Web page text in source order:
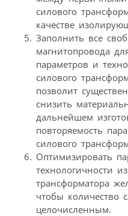
силового
качестве
Заполнить все
магнитопровода
параметров и
силового
позволит
снизить
дальнейшем
повторяемость
силового
Оптимизировать
технологичности
трансформатора
чтобы количество
целочисленным.